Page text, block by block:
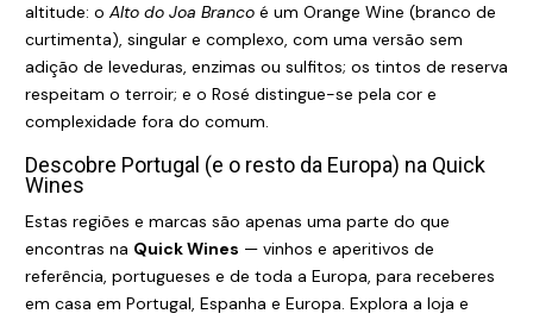
altitude: o Alto do Joa Branco é um Orange Wine (branco de
curtimenta), singular e complexo, com uma versão sem
adição de leveduras, enzimas ou sulfitos; os tintos de reserva
respeitam o terroir; e o Rosé distingue-se pela cor e
complexidade fora do comum.
Descobre Portugal (e o resto da Europa) na Quick
Wines
Estas regiões e marcas são apenas uma parte do que
encontras na Quick Wines — vinhos e aperitivos de
referência, portugueses e de toda a Europa, para receberes
em casa em Portugal, Espanha e Europa. Explora a loja e